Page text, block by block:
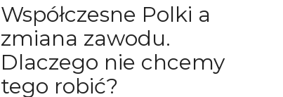
Współczesne Polki a
zmiana zawodu.
Dlaczego nie chcemy
tego robić?